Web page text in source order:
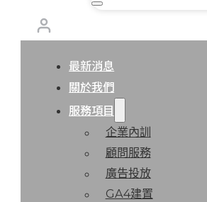
最新消息
關於我們
服務項目
企業內訓
顧問服務
廣告投放
GA4建置